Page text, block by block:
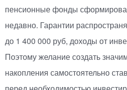
пенсионные фонды
недавно. Гарантии
до 1 400 000 руб, доходы от
Поэтому желание создать
накопления самостоятельно